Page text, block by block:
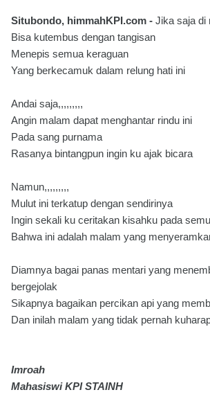
Situbondo, himmahKPI.com - Jika saja di
Bisa kutembus dengan tangisan
Menepis semua keraguan
Yang berkecamuk dalam relung hati ini
Andai saja,,,,,,,,,
Angin malam dapat menghantar rindu ini
Pada sang purnama
Rasanya bintangpun ingin ku ajak bicara
Namun,,,,,,,,,
Mulut ini terkatup dengan sendirinya
Ingin sekali ku ceritakan kisahku pada
Bahwa ini adalah malam yang
Diamnya bagai panas mentari yang
bergejolak
Sikapnya bagaikan percikan api yang
Dan inilah malam yang tidak pernah
Imroah
Mahasiswi KPI STAINH